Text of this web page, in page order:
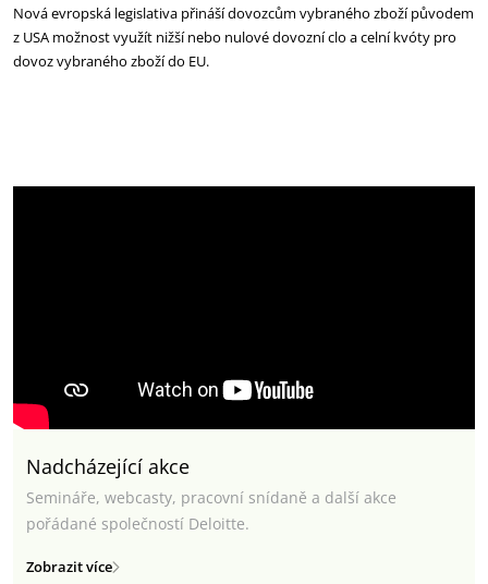
Nová evropská legislativa přináší dovozcům vybraného zboží původem
z USA možnost využít nižší nebo nulové dovozní clo a celní kvóty pro
dovoz vybraného zboží do EU.
Nadcházející akce
Semináře, webcasty, pracovní snídaně a další akce
pořádané společností Deloitte.
Zobrazit více